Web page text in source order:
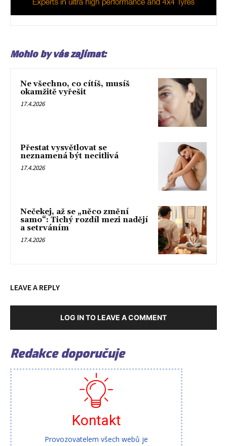
Mohlo by vás zajímat:
Ne všechno, co cítíš, musíš
okamžitě vyřešit
17.4.2026
Přestat vysvětlovat se
neznamená být necitlivá
17.4.2026
Nečekej, až se „něco změní
samo“: Tichý rozdíl mezi nadějí
a setrváním
17.4.2026
LEAVE A REPLY
LOG IN TO LEAVE A COMMENT
Redakce doporučuje
Kontakt
Provozovatelem všech webů je